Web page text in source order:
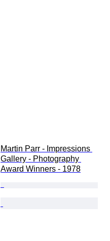
Martin Parr - Impressions
Gallery - Photography
Award Winners - 1978